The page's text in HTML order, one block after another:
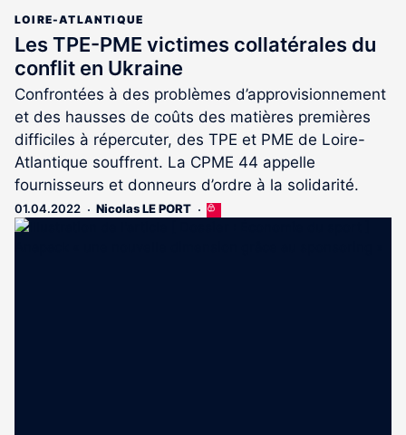
LOIRE-ATLANTIQUE
Les TPE-PME victimes collatérales du
conflit en Ukraine
Confrontées à des problèmes d’approvisionnement
et des hausses de coûts des matières premières
difficiles à répercuter, des TPE et PME de Loire-
Atlantique souffrent. La CPME 44 appelle
fournisseurs et donneurs d’ordre à la solidarité.
01.04.2022 Nicolas LE PORT
Cet